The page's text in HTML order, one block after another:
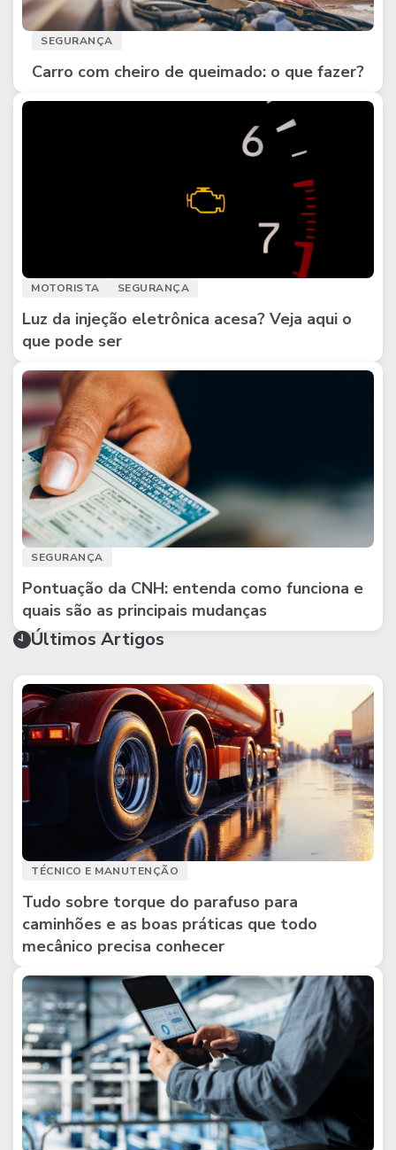
SEGURANÇA
Carro com cheiro de queimado: o que fazer?
MOTORISTA SEGURANÇA
Luz da injeção eletrônica acesa? Veja aqui o
que pode ser
SEGURANÇA
Pontuação da CNH: entenda como funciona e
quais são as principais mudanças
Últimos Artigos
TÉCNICO E MANUTENÇÃO
Tudo sobre torque do parafuso para
caminhões e as boas práticas que todo
mecânico precisa conhecer